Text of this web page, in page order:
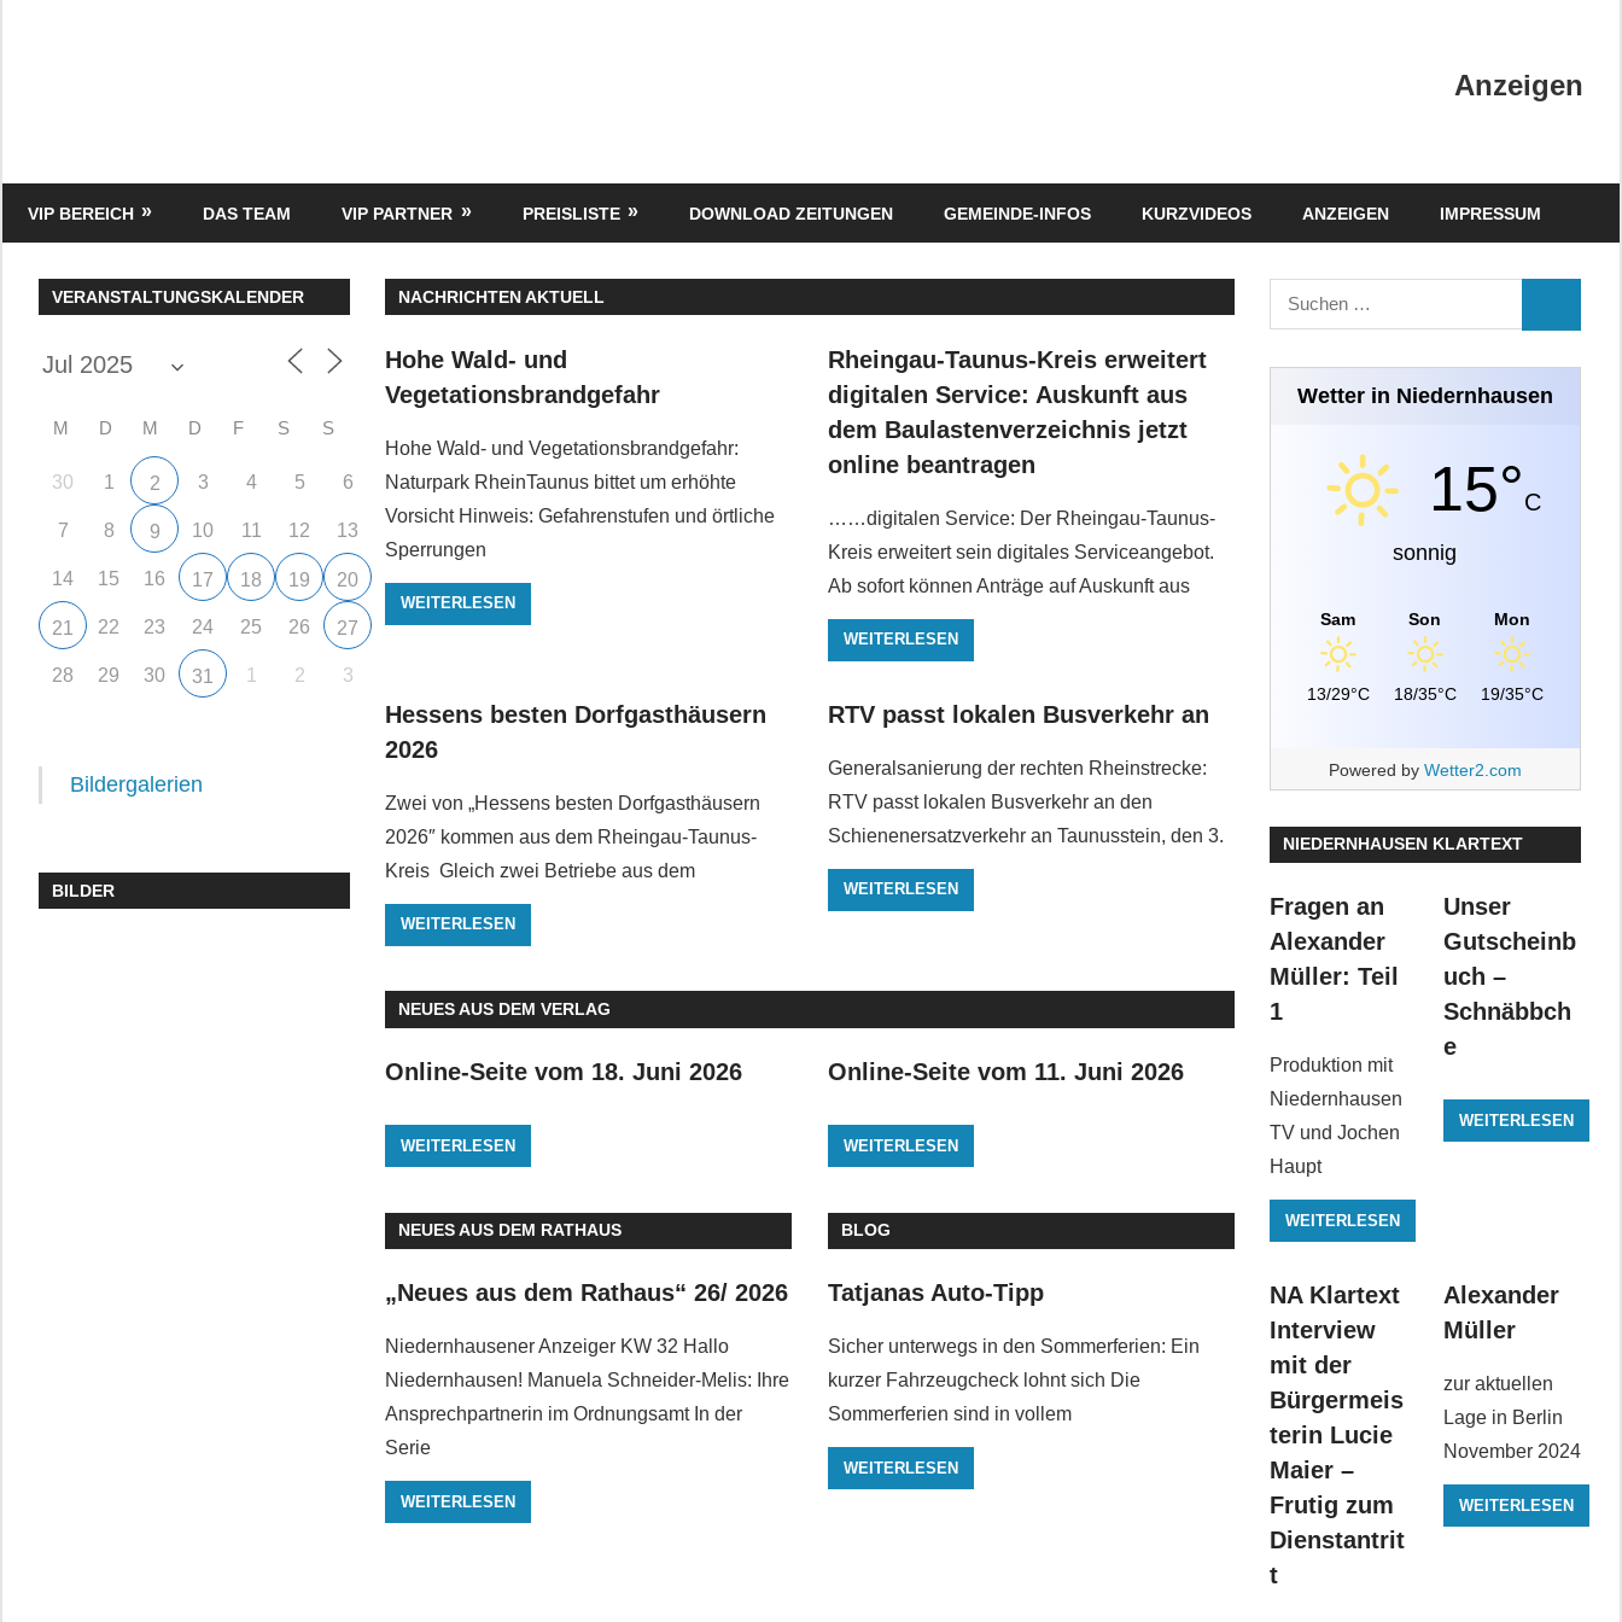
Media
Anzeigen
VIP BEREICH DAS TEAM VIP PARTNER PREISLISTE DOWNLOAD ZEITUNGEN GEMEINDE-INFOS KURZVIDEOS ANZEIGEN IMPRESSUM
NACHRICHTEN AKTUELL
Hohe Wald- und
Vegetationsbrandgefahr
Hohe Wald- und Vegetationsbrandgefahr:
Naturpark RheinTaunus bittet um erhöhte
Vorsicht Hinweis: Gefahrenstufen und örtliche
Sperrungen
WEITERLESEN
Rheingau-Taunus-Kreis erweitert
digitalen Service: Auskunft aus
dem Baulastenverzeichnis jetzt
online beantragen
……digitalen Service: Der Rheingau-Taunus-
Kreis erweitert sein digitales Serviceangebot.
Ab sofort können Anträge auf Auskunft aus
WEITERLESEN
Hessens besten Dorfgasthäusern
2026
Zwei von „Hessens besten Dorfgasthäusern
2026″ kommen aus dem Rheingau-Taunus-
Kreis Gleich zwei Betriebe aus dem
WEITERLESEN
RTV passt lokalen Busverkehr an
Generalsanierung der rechten Rheinstrecke:
RTV passt lokalen Busverkehr an den
Schienenersatzverkehr an Taunusstein, den 3.
WEITERLESEN
NEUES AUS DEM VERLAG
Online-Seite vom 18. Juni 2026
WEITERLESEN
Online-Seite vom 11. Juni 2026
WEITERLESEN
NEUES AUS DEM RATHAUS
„Neues aus dem Rathaus“ 26/ 2026
Niedernhausener Anzeiger KW 32 Hallo
Niedernhausen! Manuela Schneider-Melis: Ihre
Ansprechpartnerin im Ordnungsamt In der
Serie
WEITERLESEN
BLOG
Tatjanas Auto-Tipp
Sicher unterwegs in den ­Sommerferien: Ein
kurzer ­Fahrzeugcheck lohnt sich Die
Sommerferien sind in vollem
WEITERLESEN
VERANSTALTUNGSKALENDER
M D M D F S S
30 1 2 3 4 5 6
7 8 9 10 11 12 13
14 15 16 17 18 19 20
21 22 23 24 25 26 27
28 29 30 31 1 2 3
Bildergalerien
BILDER
Suchen
nach:
Wetter in Niedernhausen
15°C
sonnig
Sam
13/29°C
Son
18/35°C
Mon
19/35°C
Powered by Wetter2.com
NIEDERNHAUSEN KLARTEXT
Fragen an
Alexander
Müller: Teil
1
Produktion mit
Niedernhausen
TV und Jochen
Haupt
WEITERLESEN
Unser
Gutscheinb
uch –
Schnäbbch
e
WEITERLESEN
NA Klartext
Interview
mit der
Bürgermeis
terin Lucie
Maier –
Frutig zum
Dienstantrit
t
Alexander
Müller
zur aktuellen
Lage in Berlin
November 2024
WEITERLESEN